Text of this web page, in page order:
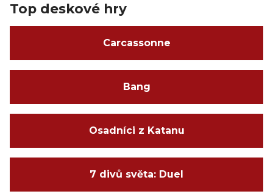
Top deskové hry
Carcassonne
Bang
Osadníci z Katanu
7 divů světa: Duel